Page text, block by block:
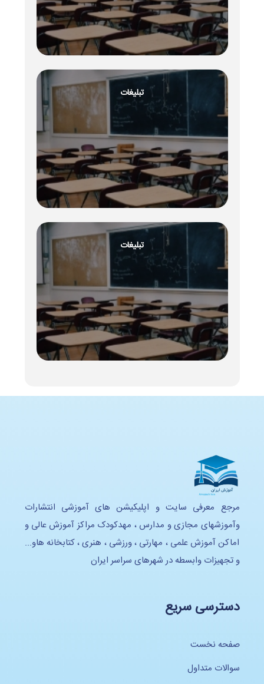
تبلیغات
تبلیغات
مرجع معرفی سایت و اپلیکیشن های آموزشی انتشارات
وآموزشهای مجازی و مدارس ، مهدکودک مراکز آموزش عالی و
اماکن آموزش علمی ، مهارتی ، ورزشی ، هنری ، کتابخانه هاو...
و تجهیزات وابسطه در شهرهای سراسر ایران
دسترسی سریع
صفحه نخست
سوالات متداول